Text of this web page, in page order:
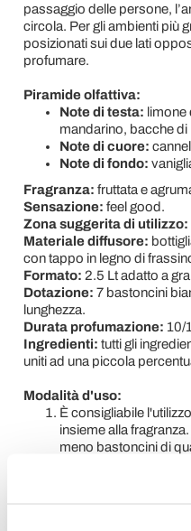
passaggio delle persone,
circola. Per gli ambienti più
posizionati sui due lati
profumare.
Piramide olfattiva:
Note di testa: limone
mandarino, bacche di
Note di cuore:
Note di fondo:
Fragranza: fruttata e
Sensazione: feel good.
Zona suggerita di utilizzo:
Materiale diffusore:
con tappo in legno di
Formato: 2.5 Lt adatto a
Dotazione: 7 bastoncini
lunghezza.
Durata profumazione: 10/
Ingredienti: tutti gli
uniti ad una piccola
Modalità d'uso:
È consigliabile
insieme alla
meno bastoncini di
Al primo utilizzo è
bastoncini per un’ora